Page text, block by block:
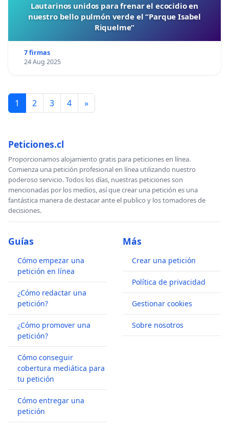
Lautarinos unidos para frenar el ecocidio en
nuestro bello pulmón verde el “Parque Isabel
Riquelme”
7 firmas
24 Aug 2025
1 2 3 4 »
Peticiones.cl
Proporcionamos alojamiento gratis para peticiones en línea.
Comienza una petición profesional en línea utilizando nuestro
poderoso servicio. Todos los días, nuestras peticiones son
mencionadas por los medios, así que crear una petición es una
fantástica manera de destacar ante el publico y los tomadores de
decisiones.
Guías
Cómo empezar una
petición en línea
¿Cómo redactar una
petición?
¿Cómo promover una
petición?
Cómo conseguir
cobertura mediática para
tu petición
Cómo entregar una
petición
Más
Crear una petición
Política de privacidad
Gestionar cookies
Sobre nosotros